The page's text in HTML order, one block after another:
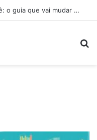
Vagas de emprego perto de você: o guia que vai mudar sua busca